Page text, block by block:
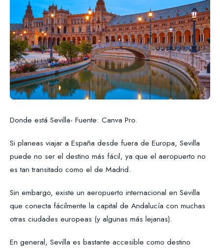
Donde está Sevilla- Fuente: Canva Pro.
Si planeas viajar a España desde fuera de Europa, Sevilla
puede no ser el destino más fácil, ya que el aeropuerto no
es tan transitado como el de Madrid.
Sin embargo, existe un aeropuerto internacional en Sevilla
que conecta fácilmente la capital de Andalucía con muchas
otras ciudades europeas (y algunas más lejanas).
En general, Sevilla es bastante accesible como destino